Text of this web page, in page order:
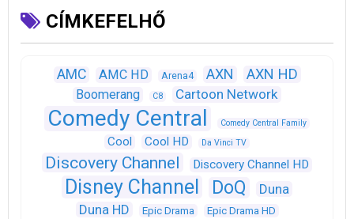
CÍMKEFELHŐ
AMC AMC HD Arena4 AXN AXN HD
Boomerang C8 Cartoon Network
Comedy Central Comedy Central Family
Cool Cool HD Da Vinci TV
Discovery Channel Discovery Channel HD
Disney Channel DoQ
Duna
Duna HD
Epic Drama Epic Drama HD